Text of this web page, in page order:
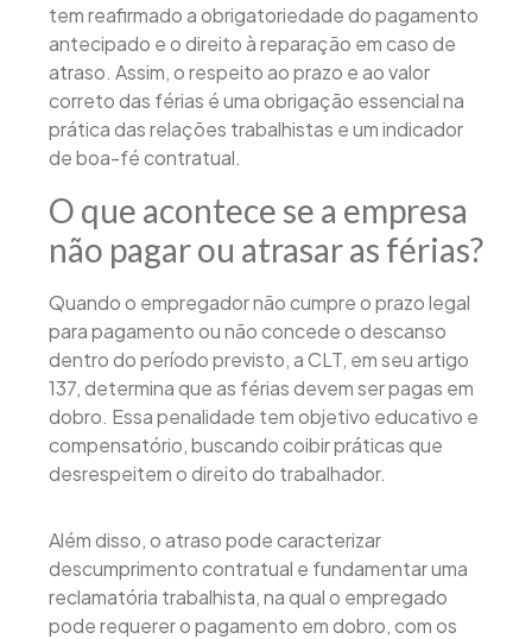
tem reafirmado a obrigatoriedade do pagamento
antecipado e o direito à reparação em caso de
atraso. Assim, o respeito ao prazo e ao valor
correto das férias é uma obrigação essencial na
prática das relações trabalhistas e um indicador
de boa-fé contratual.
O que acontece se a empresa
não pagar ou atrasar as férias?
Quando o empregador não cumpre o prazo legal
para pagamento ou não concede o descanso
dentro do período previsto, a CLT, em seu artigo
137, determina que as férias devem ser pagas em
dobro. Essa penalidade tem objetivo educativo e
compensatório, buscando coibir práticas que
desrespeitem o direito do trabalhador.
Além disso, o atraso pode caracterizar
descumprimento contratual e fundamentar uma
reclamatória trabalhista, na qual o empregado
pode requerer o pagamento em dobro, com os